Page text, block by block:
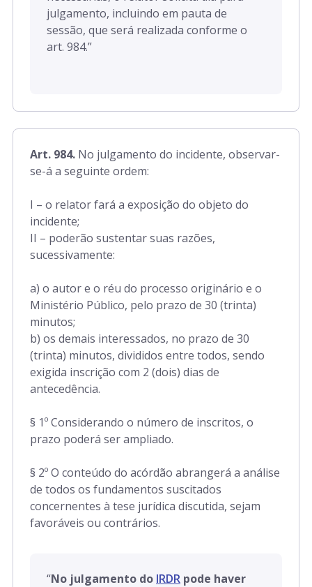
julgamento, incluindo em pauta de
sessão, que será realizada conforme o
art. 984.”
Art. 984. No julgamento do incidente, observar-
se-á a seguinte ordem:
I – o relator fará a exposição do objeto do
incidente;
II – poderão sustentar suas razões,
sucessivamente:
a) o autor e o réu do processo originário e o
Ministério Público, pelo prazo de 30 (trinta)
minutos;
b) os demais interessados, no prazo de 30
(trinta) minutos, divididos entre todos, sendo
exigida inscrição com 2 (dois) dias de
antecedência.
§ 1º Considerando o número de inscritos, o
prazo poderá ser ampliado.
§ 2º O conteúdo do acórdão abrangerá a análise
de todos os fundamentos suscitados
concernentes à tese jurídica discutida, sejam
favoráveis ou contrários.
“No julgamento do IRDR pode haver